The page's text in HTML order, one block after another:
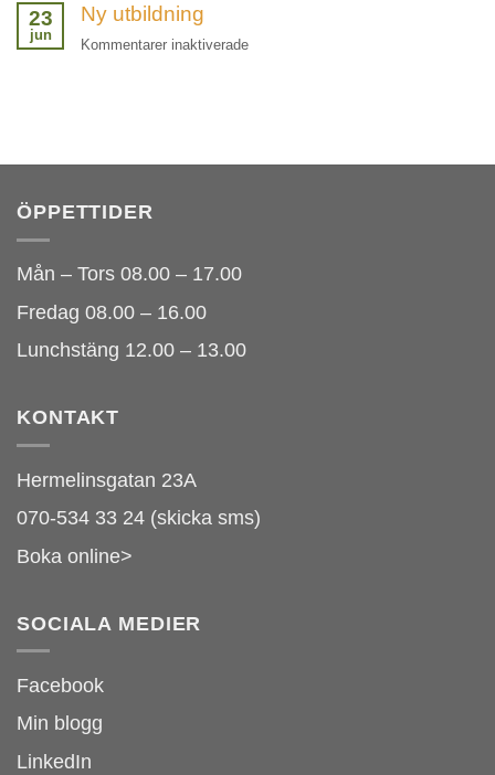
23
jun
Ny utbildning
Kommentarer inaktiveradeför
ÖPPETTIDER
Mån – Tors 08.00 – 17.00
Fredag 08.00 – 16.00
Lunchstäng 12.00 – 13.00
KONTAKT
Hermelinsgatan 23A
070-534 33 24 (skicka sms)
Boka online>
SOCIALA MEDIER
Facebook
Min blogg
LinkedIn